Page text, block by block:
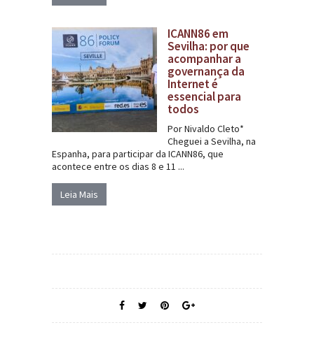
ICANN86 em
Sevilha: por que
acompanhar a
governança da
Internet é
essencial para
todos
Por Nivaldo Cleto*
Cheguei a Sevilha, na
Espanha, para participar da ICANN86, que
acontece entre os dias 8 e 11 ...
Leia Mais